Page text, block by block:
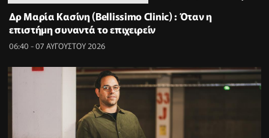
Δρ Μαρία Κασίνη (Bellissimo Clinic) : Όταν η
επιστήμη συναντά το επιχειρείν
06:40 - 07 ΑΥΓΟΥΣΤΟΥ 2026